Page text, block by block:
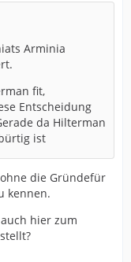
Arminia
fit,
Entscheidung
da Hilterman
ist
die Gründefür
kennen.
hier zum